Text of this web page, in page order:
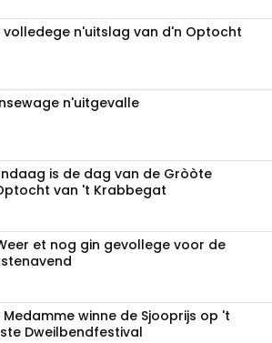
volledege n'uitslag van d'n Optocht
n'uitgevalle
is de dag van de Gròòte
van 't Krabbegat
et nog gin gevollege voor de
Medamme winne de Sjooprijs op 't
Dweilbendfestival